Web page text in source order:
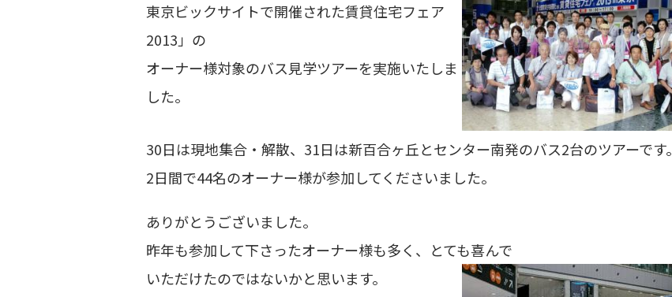
東京ビックサイトで開催された賃貸住宅フェア
2013」の
オーナー様対象のバス見学ツアーを実施いたしま
した。
30日は現地集合・解散、31日は新百合ヶ丘とセンター南発のバス2台のツアーです。
2日間で44名のオーナー様が参加してくださいました。
ありがとうございました。
昨年も参加して下さったオーナー様も多く、とても喜んで
いただけたのではないかと思います。